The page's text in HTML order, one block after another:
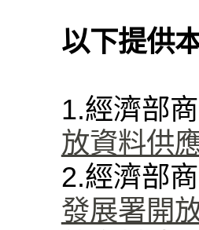
以下提供
1.經濟部
放資料供
2.經濟部
發展署開